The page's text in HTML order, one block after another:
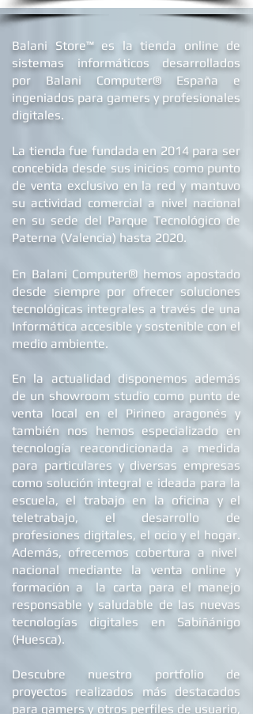
Balani Store™ es la tienda online de
sistemas informáticos desarrollados
por Balani Computer® España e
ingeniados para gamers y profesionales
digitales.
La tienda fue fundada en 2014 para ser
concebida desde sus inicios como punto
de venta exclusivo en la red y mantuvo
su actividad comercial a nivel nacional
en su sede del Parque Tecnológico de
Paterna (Valencia) hasta 2020.
En Balani Computer® hemos apostado
desde siempre por ofrecer soluciones
tecnológicas integrales a través de una
Informática accesible y sostenible con el
medio ambiente.
En la actualidad disponemos además
de un showroom studio como punto de
venta local en el Pirineo aragonés y
también nos hemos especializado en
tecnología reacondicionada a medida
para particulares y diversas empresas
como solución integral e ideada para la
escuela, el trabajo en la oficina y el
teletrabajo, el desarrollo de
profesiones digitales, el ocio y el hogar.
Además, ofrecemos cobertura a nivel
nacional mediante la venta online y
formación a la carta para el manejo
responsable y saludable de las nuevas
tecnologías digitales en Sabiñánigo
(Huesca).
Descubre nuestro portfolio de
proyectos realizados más destacados
para gamers y otros perfiles de usuario,